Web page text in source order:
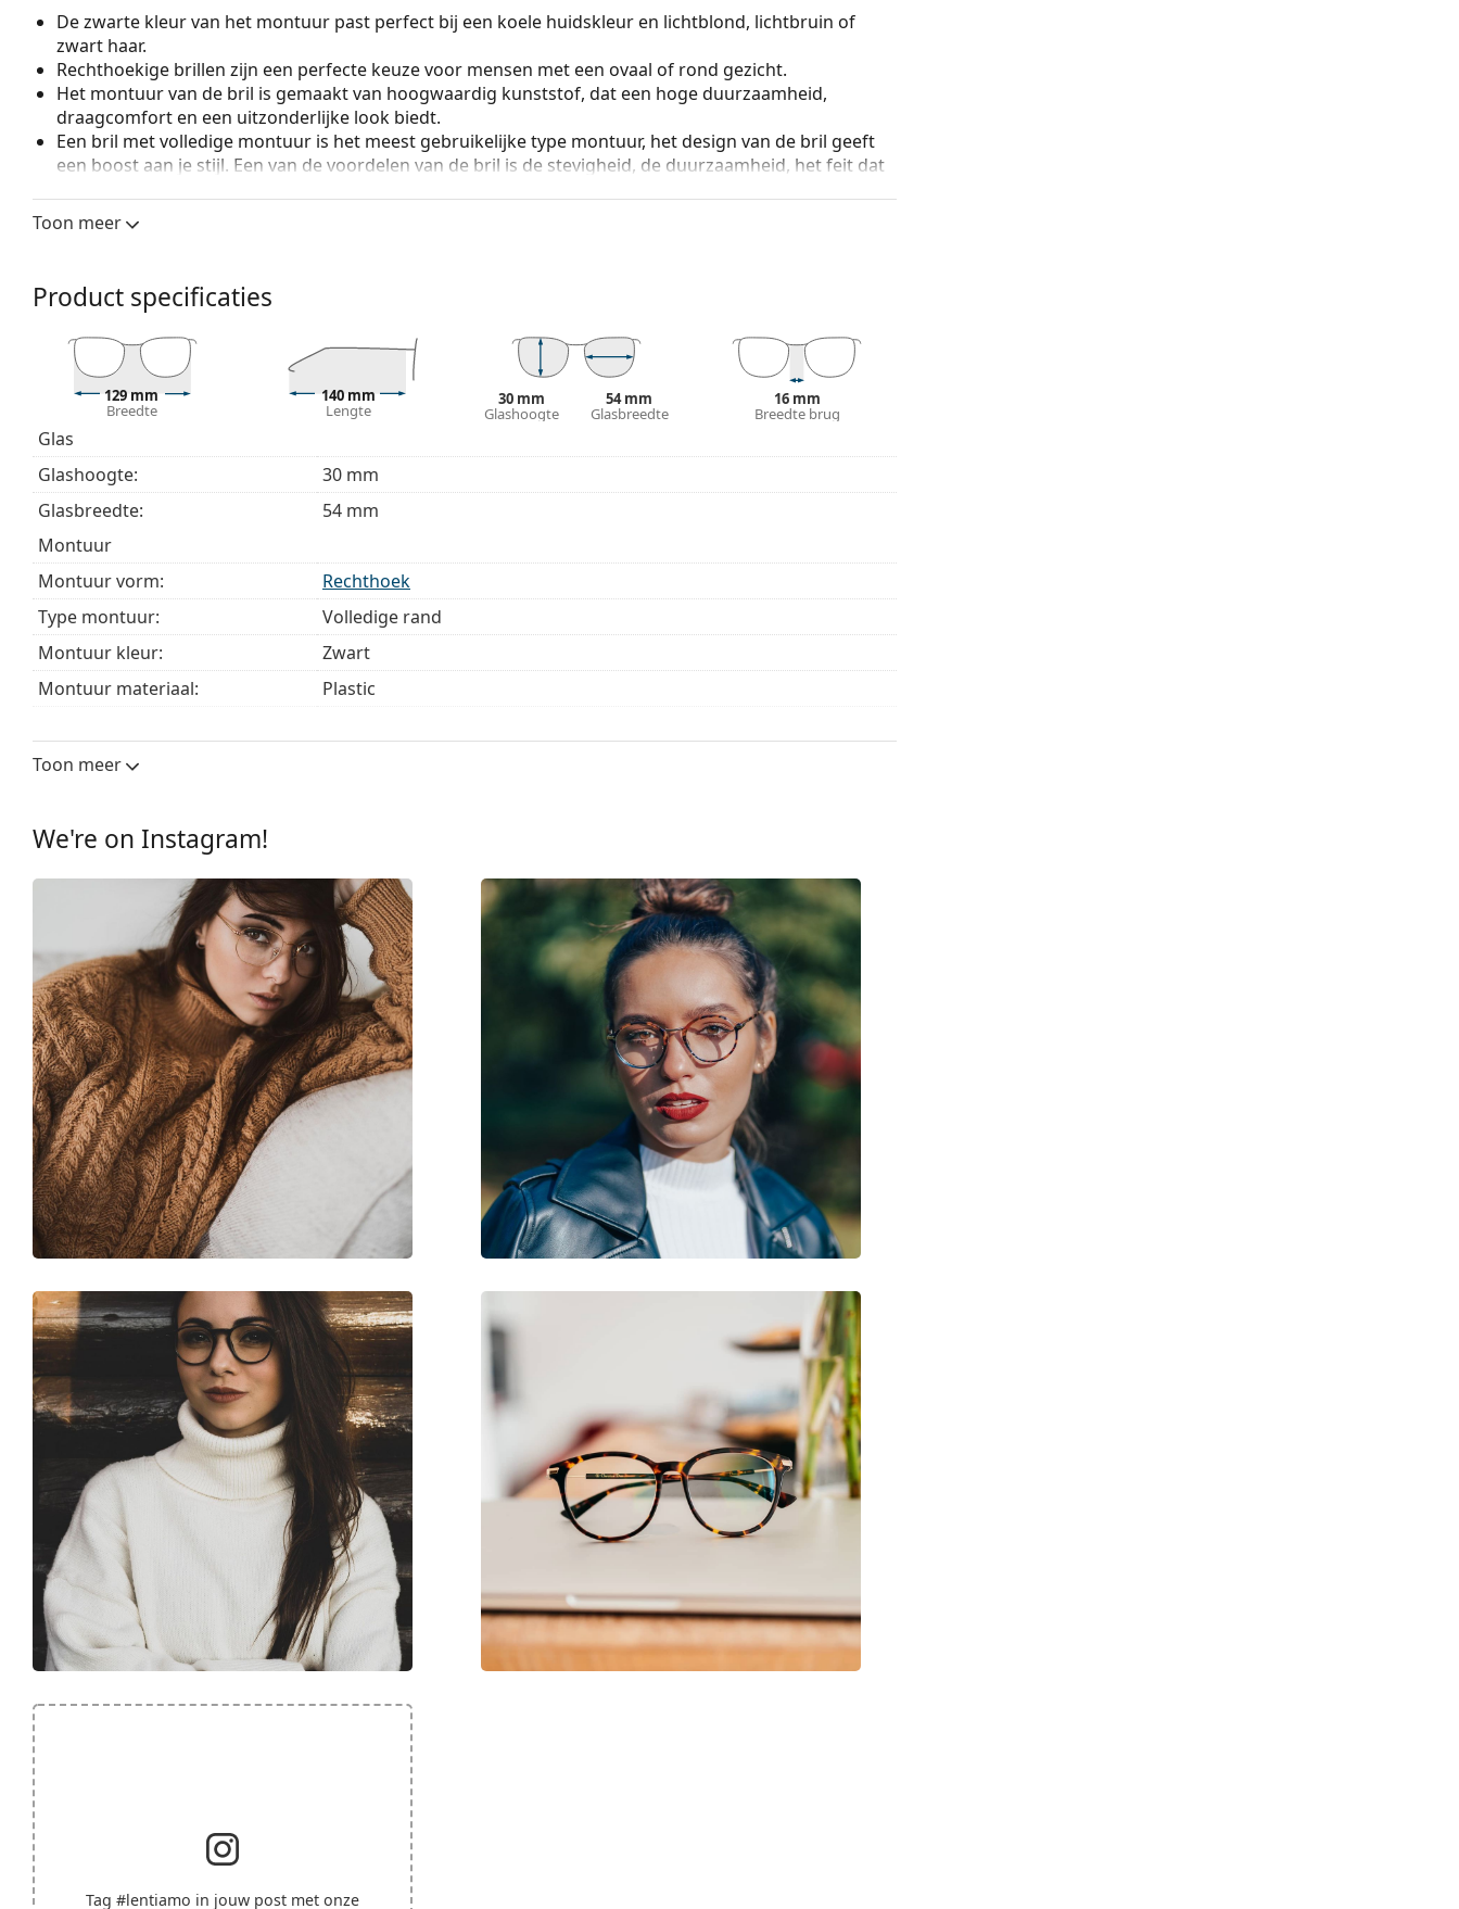
De zwarte kleur van het montuur past perfect bij een koele huidskleur en lichtblond, lichtbruin of
zwart haar.
Rechthoekige brillen zijn een perfecte keuze voor mensen met een ovaal of rond gezicht.
Het montuur van de bril is gemaakt van hoogwaardig kunststof, dat een hoge duurzaamheid,
draagcomfort en een uitzonderlijke look biedt.
Een bril met volledige montuur is het meest gebruikelijke type montuur, het design van de bril geeft
een boost aan je stijl. Een van de voordelen van de bril is de stevigheid, de duurzaamheid, het feit dat
Veerscharnieren geven de pootjes een grotere bewegingsvrijheid tot meer dan 90°, wat resulteert in
pasvorm.
Wij leveren de brillen in een originele hoes. De kleur van de koker en het ontwerp kunnen variëren.
Het meegeleverde doekje is ideaal voor het reinigen en verzorgen van zonnebrillen. Sommige
modellen worden geleverd met een stoffen zakje in plaats van een doekje.
Bekijk het volledige assortiment
bij het kiezen.
Het is een medisch hulpmiddel. Lees de instructies voor gebruik.
Toon meer
Product specificaties
129 mm
Breedte
140 mm
Lengte
30 mm
Glashoogte
54 mm
Glasbreedte
16 mm
Breedte brug
Glas
Glashoogte:
30 mm
Glasbreedte:
54 mm
montuur
Montuur vorm:
Rechthoek
Type montuur:
Volledige rand
Montuur kleur:
Zwart
Montuur materiaal:
Plastic
Breedte:
Breedte brug:
Verstelbare neus-pads:
No
Verende scharnier:
accessoires
Koker:
Ja
Reinigingsdoekje:
Ja
Overig
Geslacht:
Categorie:
Merk:
Ray-Ban
Code:
0RX5169 2034 54
Toon meer
We're on Instagram!
Tag #lentiamo in jouw post met onze